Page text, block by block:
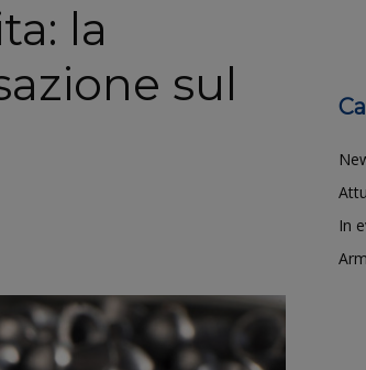
la
sul
In